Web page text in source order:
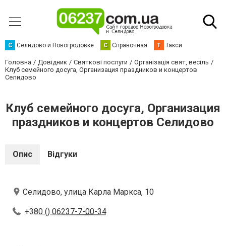
С Селидово и Новогродовке С Справочная Т Такси
Головна Довідник Святкові послуги
Організація свят, весіль
Клуб семейного досуга, Организация праздников и концертов
Селидово
Клуб семейного досуга, Организация
праздников и концертов Селидово
Опис Відгуки
Селидово, улица Карла Маркса, 10
+380 () 06237-7-00-34